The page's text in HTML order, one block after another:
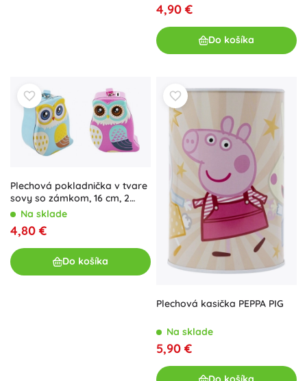
4,90 €
Do košíka
Plechová pokladnička v tvare
sovy so zámkom, 16 cm, 2
farbyNa sklade
4,80 €
Do košíka
Plechová kasička PEPPA PIG
Na sklade
5,90 €